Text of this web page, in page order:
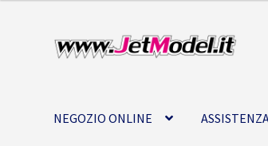
Vai
alla
Vai
al
NEGOZIO ONLINE